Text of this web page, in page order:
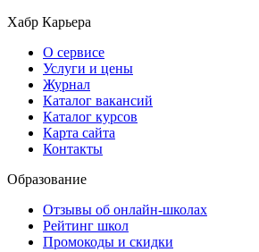
Хабр Карьера
О сервисе
Услуги и цены
Журнал
Каталог вакансий
Каталог курсов
Карта сайта
Контакты
Образование
Отзывы об онлайн-школах
Рейтинг школ
Промокоды и скидки